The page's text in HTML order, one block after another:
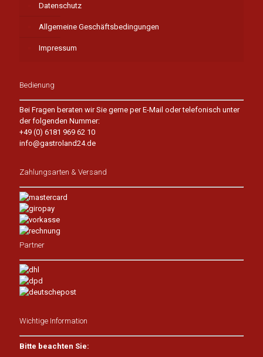
Datenschutz
Allgemeine Geschäftsbedingungen
Impressum
Bedienung
Bei Fragen beraten wir Sie gerne per E-Mail oder telefonisch unter
der folgenden Nummer:
+49 (0) 6181 969 62 10
info@gastroland24.de
Zahlungsarten & Versand
Partner
Wichtige Information
Bitte beachten Sie: